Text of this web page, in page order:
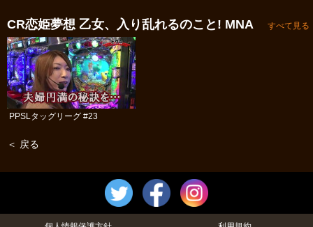
CR恋姫夢想 乙女、入り乱れるのこと! MNA すべて見る
PPSLタッグリーグ #23
＜ 戻る